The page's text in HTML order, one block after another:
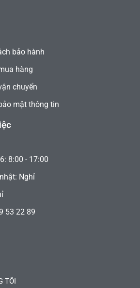
bảo hành
hàng
chuyển
mật thông tin
8:00 - 17:00
Nghỉ
53 22 89
TÔI